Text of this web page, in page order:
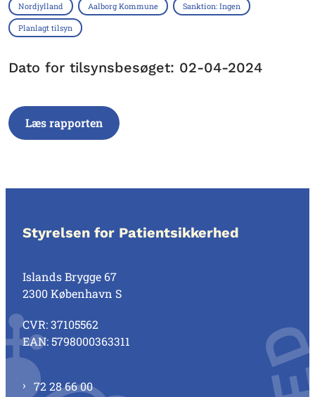
Nordjylland Aalborg Kommune Sanktion: Ingen
Planlagt tilsyn
Dato for tilsynsbesøget: 02-04-2024
Læs rapporten
Styrelsen for Patientsikkerhed
Islands Brygge 67
2300 København S
CVR: 37105562
EAN: 5798000363311
72 28 66 00